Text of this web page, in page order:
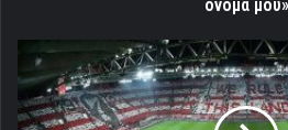
όνομα μου»
διάθεση
του
κόσμου